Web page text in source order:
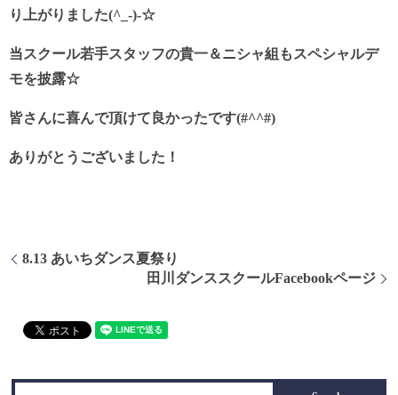
り上がりました(^_-)-☆
当スクール若手スタッフの貴一＆ニシャ組もスペシャルデ
モを披露☆
皆さんに喜んで頂けて良かったです(#^^#)
ありがとうございました！
8.13 あいちダンス夏祭り
田川ダンススクールFacebookページ